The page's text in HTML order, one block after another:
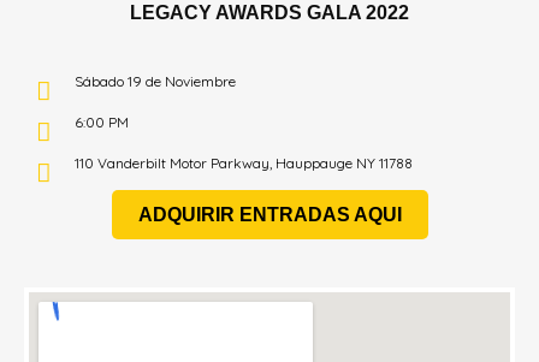
LEGACY AWARDS GALA 2022​
Sábado 19 de Noviembre
6:00 PM
110 Vanderbilt Motor Parkway, Hauppauge NY 11788
ADQUIRIR ENTRADAS AQUI